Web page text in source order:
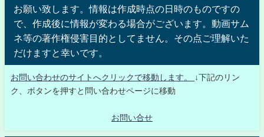
お願い致します。情報は作成時点の日時のものですの
で、作成後に情報が変わる場合がございます。動画サム
ネ等の著作権侵害目的としてません。その点ご理解いた
だけますと幸いです。
お問い合わせのサイトへクリックで移動します。
↓下記のリン
ク、ボタンを押すと問い合わせページに移動
お問い合せ